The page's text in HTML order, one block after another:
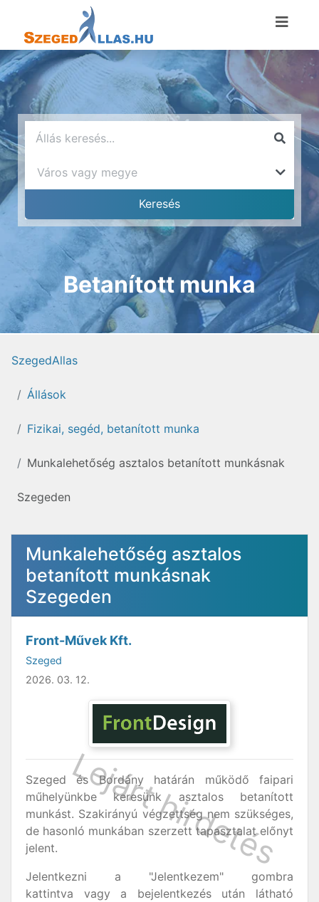
Betanított munka
SzegedAllas
Állások
Fizikai, segéd, betanított munka
Munkalehetőség asztalos betanított munkásnak
Szegeden
Munkalehetőség asztalos
betanított munkásnak
Szegeden
Front-Művek Kft.
Szeged
2026. 03. 12.
Szeged és Bordány határán működő faipari
műhelyünkbe keresünk asztalos betanított
munkást. Szakirányú végzettség nem szükséges,
de hasonló munkában szerzett tapasztalat előnyt
jelent.
Jelentkezni a "Jelentkezem" gombra
kattintva vagy a bejelentkezés után látható